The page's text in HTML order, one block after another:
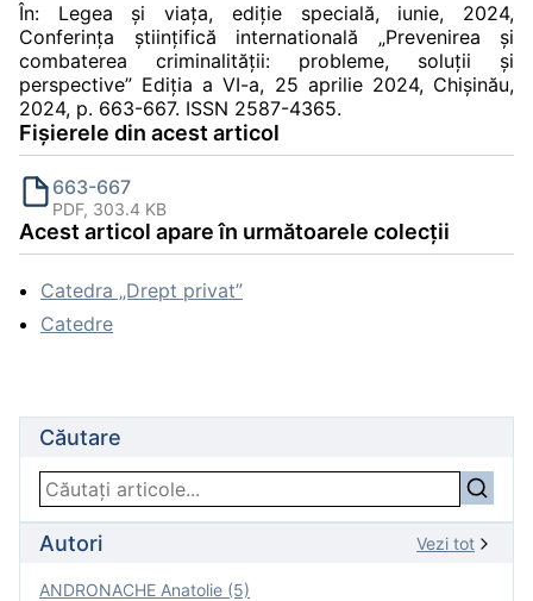
În: Legea și viața, ediție specială, iunie, 2024,
Conferinţa ştiinţifică internatională „Prevenirea şi
combaterea criminalităţii: probleme, soluţii şi
perspective” Ediția a VI-a, 25 aprilie 2024, Chișinău,
2024, p. 663-667. ISSN 2587-4365.
Fișierele din acest articol
663-667
PDF, 303.4 KB
Acest articol apare în următoarele colecții
Catedra „Drept privat”
Catedre
Căutare
Autori Vezi tot
ANDRONACHE Anatolie (5)